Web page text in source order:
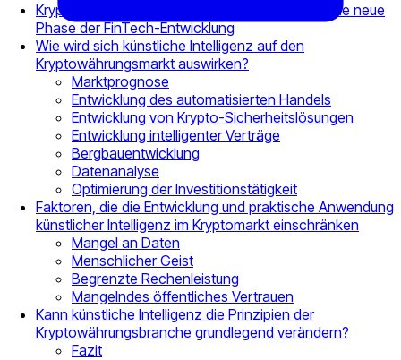
Kryptowährungen und künstliche Intelligenz – eine neue
Phase der FinTech-Entwicklung
Wie wird sich künstliche Intelligenz auf den
Kryptowährungsmarkt auswirken?
Marktprognose
Entwicklung des automatisierten Handels
Entwicklung von Krypto-Sicherheitslösungen
Entwicklung intelligenter Verträge
Bergbauentwicklung
Datenanalyse
Optimierung der Investitionstätigkeit
Faktoren, die die Entwicklung und praktische Anwendung
künstlicher Intelligenz im Kryptomarkt einschränken
Mangel an Daten
Menschlicher Geist
Begrenzte Rechenleistung
Mangelndes öffentliches Vertrauen
Kann künstliche Intelligenz die Prinzipien der
Kryptowährungsbranche grundlegend verändern?
Fazit